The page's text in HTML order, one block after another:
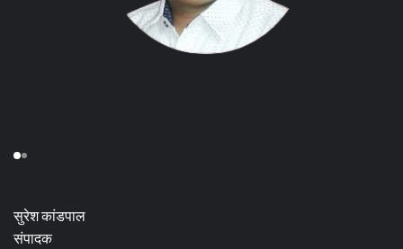
सुरेश कांडपाल
संपादक